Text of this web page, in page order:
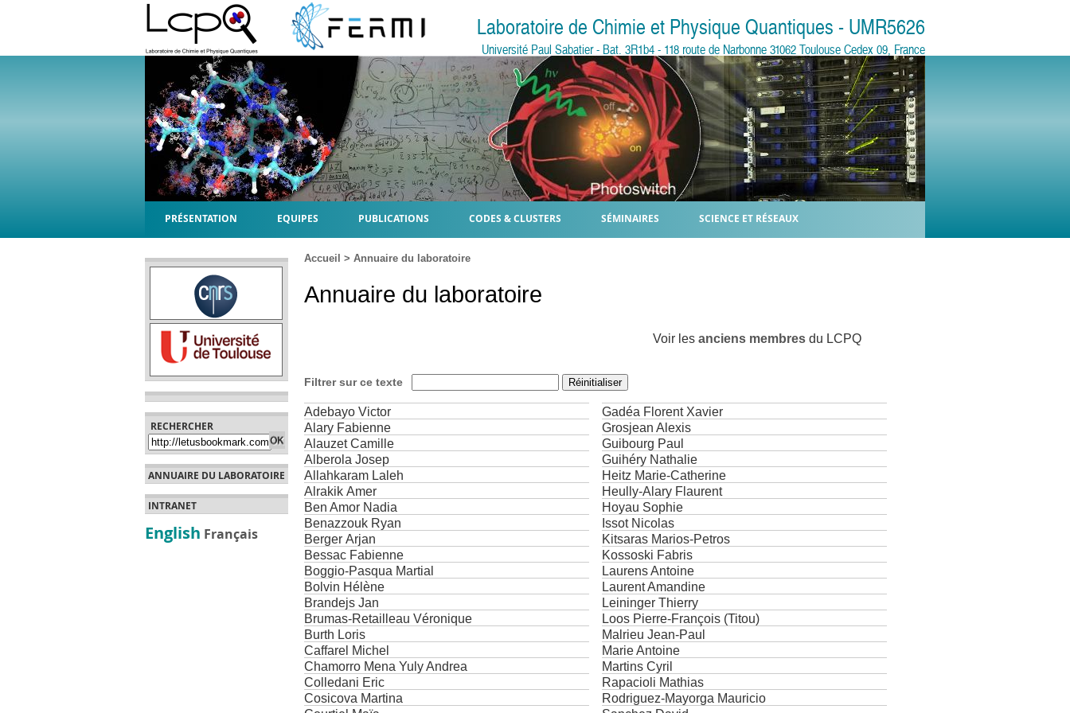
Laboratoire de Chimie et Physique Quantiques - UMR5626
Université Paul Sabatier - Bat. 3R1b4 - 118 route de Narbonne 31062 Toulouse Cedex 09, France
PRÉSENTATION EQUIPES PUBLICATIONS CODES & CLUSTERS SÉMINAIRES SCIENCE ET RÉSEAUX
RECHERCHER
ANNUAIRE DU LABORATOIRE
INTRANET
English Français
Accueil > Annuaire du laboratoire
Annuaire du laboratoire
Voir les anciens membres du LCPQ
Filtrer sur ce texte
Adebayo Victor
Alary Fabienne
Alauzet Camille
Alberola Josep
Allahkaram Laleh
Alrakik Amer
Ben Amor Nadia
Benazzouk Ryan
Berger Arjan
Bessac Fabienne
Boggio-Pasqua Martial
Bolvin Hélène
Brandejs Jan
Brumas-Retailleau Véronique
Burth Loris
Caffarel Michel
Chamorro Mena Yuly Andrea
Colledani Eric
Cosicova Martina
Gadéa Florent Xavier
Grosjean Alexis
Guibourg Paul
Guihéry Nathalie
Heitz Marie-Catherine
Heully-Alary Flaurent
Hoyau Sophie
Issot Nicolas
Kitsaras Marios-Petros
Kossoski Fabris
Laurens Antoine
Laurent Amandine
Leininger Thierry
Loos Pierre-François (Titou)
Malrieu Jean-Paul
Marie Antoine
Martins Cyril
Rapacioli Mathias
Rodriguez-Mayorga Mauricio